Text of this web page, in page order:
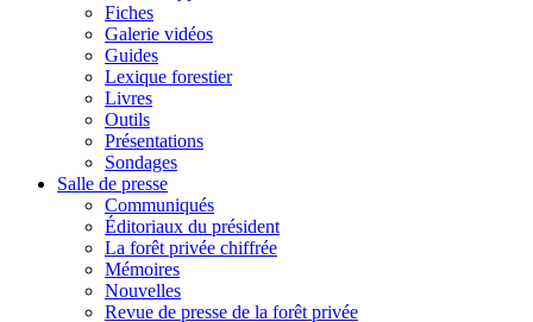
Fiches
Galerie vidéos
Guides
Lexique forestier
Livres
Outils
Présentations
Sondages
Salle de presse
Communiqués
Éditoriaux du président
La forêt privée chiffrée
Mémoires
Nouvelles
Revue de presse de la forêt privée